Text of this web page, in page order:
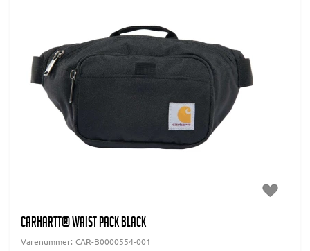
CARHARTT® WAIST PACK BLACK
Varenummer: CAR-B0000554-001